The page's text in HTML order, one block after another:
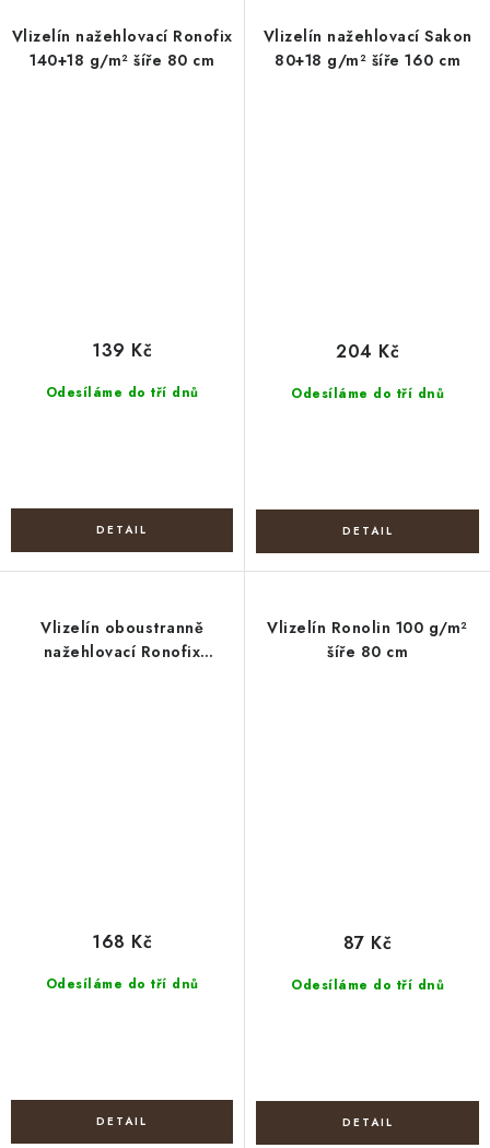
Vlizelín nažehlovací Ronofix
140+18 g/m² šíře 80 cm
Odesíláme do tří dnů
139 Kč
Vlizelín nažehlovací Sakon
80+18 g/m² šíře 160 cm
Odesíláme do tří dnů
204 Kč
Vlizelín oboustranně
nažehlovací Ronofix
Odesíláme do tří dnů
168 Kč
Vlizelín Ronolin 100 g/m²
šíře 80 cm
Odesíláme do tří dnů
87 Kč